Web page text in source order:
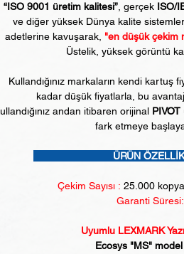
“ISO 9001 üretim kalitesi”, gerçekISO/
ve diğer yüksek Dünya kalite
adetlerine kavuşarak, "en düşük çekim
Üstelik, yüksek görüntü
Kullandığınız markaların kendi kartuş
kadar düşük fiyatlarla, bu
andan itibaren orijinal PIVOT
fark etmeye
ÜRÜN
Çekim Sayısı : 25.000
Garanti Süresi:
Uyumlu LEXMARK
Ecosys "MS" model